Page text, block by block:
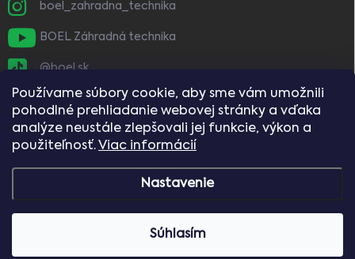
Používame súbory cookie, aby sme vám umožnili
pohodlné prehliadanie webovej stránky a vďaka
analýze neustále zlepšovali jej funkcie, výkon a
použiteľnosť. Viac informácií
Nastavenie
Súhlasím
Vážení zákazníci, naše predajne budú dňa
boel_zahradna_technika
BOEL Záhradná technika
@boel.sk
BOEL. Všetky práva vyhradené.